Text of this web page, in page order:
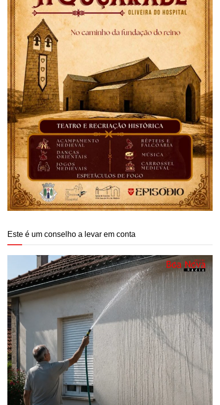
Este é um conselho a levar em conta